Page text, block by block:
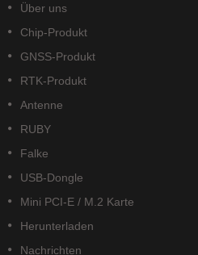
Über uns
Chip-Produkt
GNSS-Produkt
RTK-Produkt
Antenne
RUBY
Falke
USB-Dongle
Mini PCI-E / M.2 Karte
Herunterladen
Nachrichten